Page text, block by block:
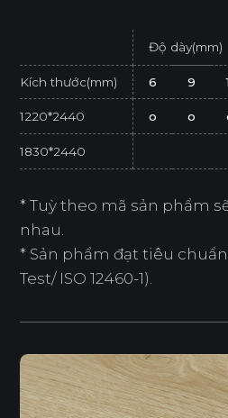
Độ dày(mm)
Kích thước(mm) 6 9
1220*2440 o o
1830*2440
* Tuỳ theo mã sản phẩm
nhau.
* Sản phẩm đạt tiêu chuẩn
Test/ ISO 12460-1).